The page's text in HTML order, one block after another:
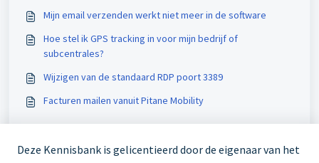
Mijn email verzenden werkt niet meer in de software
Hoe stel ik GPS tracking in voor mijn bedrijf of
subcentrales?
Wijzigen van de standaard RDP poort 3389
Facturen mailen vanuit Pitane Mobility
Deze Kennisbank is gelicentieerd door de eigenaar van het